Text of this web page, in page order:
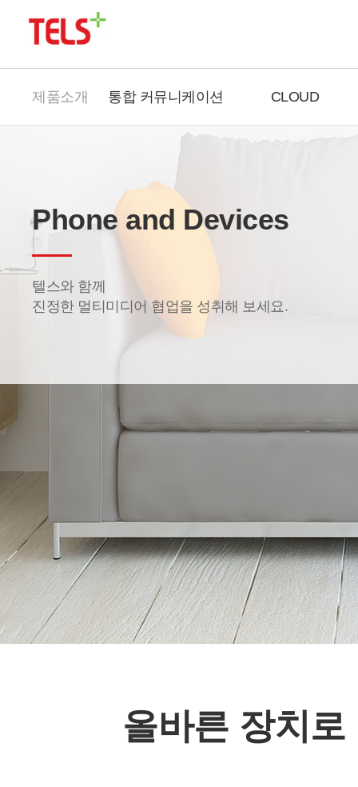
제품소개 통합 커뮤니케이션 CLOUD
Phone and Devices
텔스와 함께
진정한 멀티미디어 협업을 성취해 보세요.
올바른 장치